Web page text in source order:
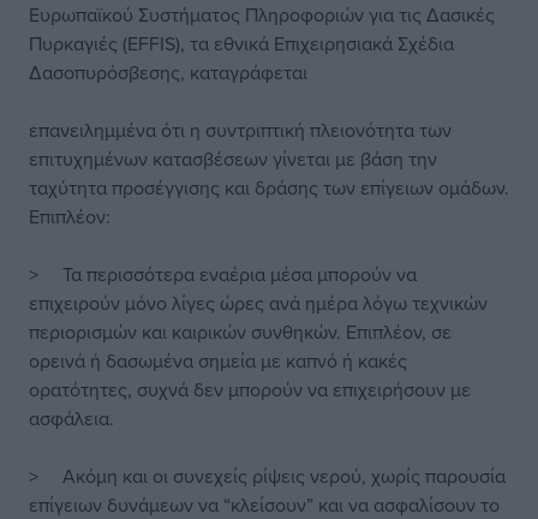
Ευρωπαϊκού Συστήματος Πληροφοριών για τις Δασικές
Πυρκαγιές (EFFIS), τα εθνικά Επιχειρησιακά Σχέδια
Δασοπυρόσβεσης, καταγράφεται
επανειλημμένα ότι η συντριπτική πλειονότητα των
επιτυχημένων κατασβέσεων γίνεται με βάση την
ταχύτητα προσέγγισης και δράσης των επίγειων ομάδων.
Επιπλέον:
> Τα περισσότερα εναέρια μέσα μπορούν να
επιχειρούν μόνο λίγες ώρες ανά ημέρα λόγω τεχνικών
περιορισμών και καιρικών συνθηκών. Επιπλέον, σε
ορεινά ή δασωμένα σημεία με καπνό ή κακές
ορατότητες, συχνά δεν μπορούν να επιχειρήσουν με
ασφάλεια.
> Ακόμη και οι συνεχείς ρίψεις νερού, χωρίς παρουσία
επίγειων δυνάμεων να “κλείσουν” και να ασφαλίσουν το